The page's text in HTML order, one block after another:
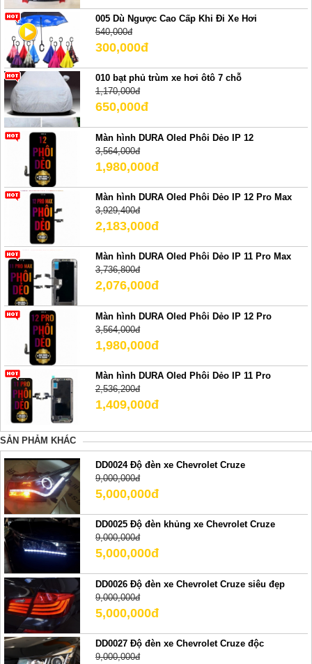
005 Dù Ngược Cao Cấp Khi Đi Xe Hơi
540,000đ
300,000đ
010 bạt phủ trùm xe hơi ôtô 7 chỗ
1,170,000đ
650,000đ
Màn hình DURA Oled Phôi Dẻo IP 12
3,564,000đ
1,980,000đ
Màn hình DURA Oled Phôi Dẻo IP 12 Pro Max
3,929,400đ
2,183,000đ
Màn hình DURA Oled Phôi Dẻo IP 11 Pro Max
3,736,800đ
2,076,000đ
Màn hình DURA Oled Phôi Dẻo IP 12 Pro
3,564,000đ
1,980,000đ
Màn hình DURA Oled Phôi Dẻo IP 11 Pro
2,536,200đ
1,409,000đ
SẢN PHẢM KHÁC
DD0024 Độ đèn xe Chevrolet Cruze
9,000,000đ
5,000,000đ
DD0025 Độ đèn khủng xe Chevrolet Cruze
9,000,000đ
5,000,000đ
DD0026 Độ đèn xe Chevrolet Cruze siêu đẹp
9,000,000đ
5,000,000đ
DD0027 Độ đèn xe Chevrolet Cruze độc
9,000,000đ